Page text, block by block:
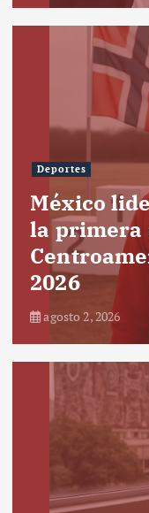
Deportes
México
la primera
2026
agosto 2, 2026